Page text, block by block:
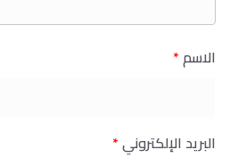
الاسم*
البريد الإلكتروني*